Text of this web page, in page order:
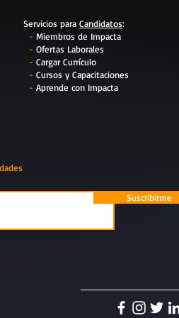
Servicios paraCandidatos:
- Miembros de Impacta
- Ofertas Laborales
- Cargar Currículo
- Cursos y Capacitaciones
- Aprende con Impacta
Suscribirme